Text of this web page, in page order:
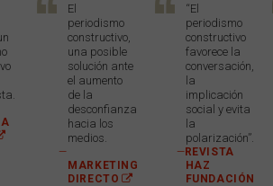
El
periodismo
constructivo,
una posible
solución ante
el aumento
de la
desconfianza
hacia los
medios.
—
MARKETING
DIRECTO
“El
periodismo
constructivo
favorece la
conversación,
la
implicación
social y evita
la
polarización”.
—REVISTA
HAZ
FUNDACIÓN